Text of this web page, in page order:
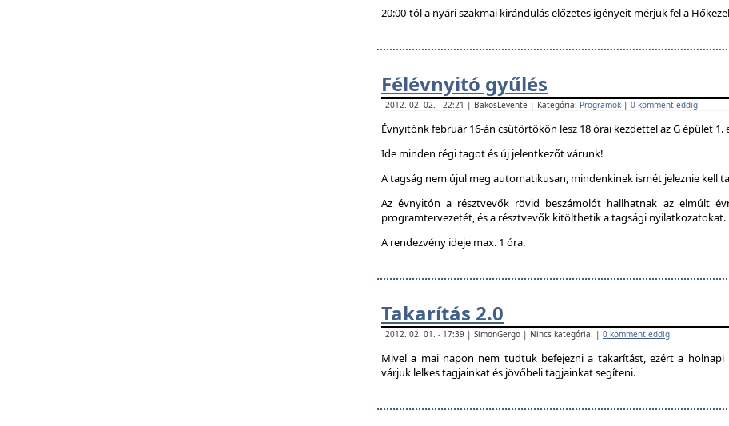
20:00-tól a nyári szakmai kirándulás előzetes igényeit mérjük fel a
Félévnyitó gyűlés
2012. 02. 02. - 22:21 | BakosLevente | Kategória: Programok | 0 komment eddig
Évnyitónk február 16-án csütörtökön lesz 18 órai kezdettel az G épület 1.
Ide minden régi tagot és új jelentkezőt várunk!
A tagság nem újul meg automatikusan, mindenkinek ismét jeleznie kell
Az évnyitón a résztvevők rövid beszámolót hallhatnak az elmúlt
programtervezetét, és a résztvevők kitölthetik a tagsági nyilatkozatokat.
A rendezvény ideje max. 1 óra.
Takarítás 2.0
2012. 02. 01. - 17:39 | SimonGergo | Nincs kategória. | 0 komment eddig
Mivel a mai napon nem tudtuk befejezni a takarítást, ezért a
várjuk lelkes tagjainkat és jövőbeli tagjainkat segíteni.